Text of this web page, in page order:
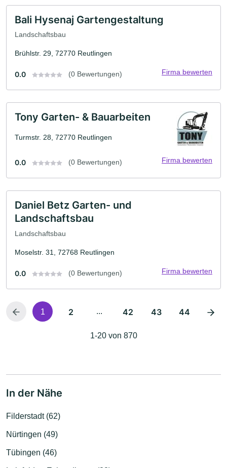
Bali Hysenaj Gartengestaltung
Landschaftsbau
Brühlstr. 29, 72770 Reutlingen
0.0 (0 Bewertungen) Firma bewerten
Tony Garten- & Bauarbeiten
Turmstr. 28, 72770 Reutlingen
0.0 (0 Bewertungen) Firma bewerten
Daniel Betz Garten- und
Landschaftsbau
Landschaftsbau
Moselstr. 31, 72768 Reutlingen
0.0 (0 Bewertungen) Firma bewerten
1 2 ... 42 43 44
1-20 von 870
In der Nähe
Filderstadt (62)
Nürtingen (49)
Tübingen (46)